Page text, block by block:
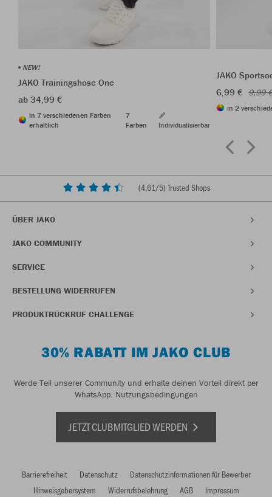
NEW!
JAKO Trainingshose One
ab 34,99 €
in 7 verschiedenen Farben
erhältlich
7
Farben
Individualisierbar
JAKO
6,99 € 9,99
in 2
(4,61/5) Trusted Shops
ÜBER JAKO
JAKO COMMUNITY
SERVICE
BESTELLUNG WIDERRUFEN
PRODUKTRÜCKRUF CHALLENGE
30% RABATT IM JAKO CLUB
Werde Teil unserer Community und erhalte deinen Vorteil direkt per
WhatsApp. Nutzungsbedingungen
JETZT CLUBMITGLIED WERDEN
Barrierefreiheit Datenschutz
Datenschutzinformationen für Bewerber
Hinweisgebersystem
Widerrufsbelehrung AGB Impressum